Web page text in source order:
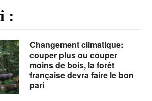
:
Changement climatique:
couper plus ou couper
moins de bois, la forêt
française devra faire le bon
pari